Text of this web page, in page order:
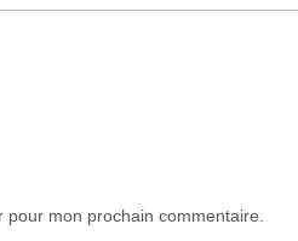
mon prochain commentaire.